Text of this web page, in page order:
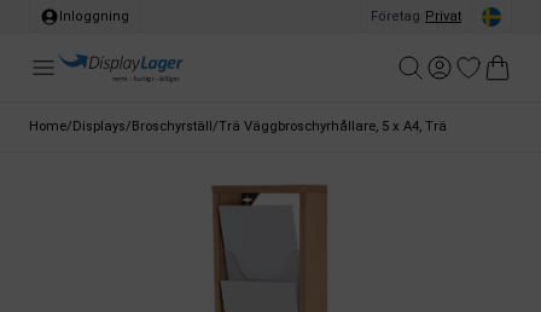
Inloggning Företag Privat
Home/Displays/Broschyrställ/Trä Väggbroschyrhållare, 5 x A4, Trä